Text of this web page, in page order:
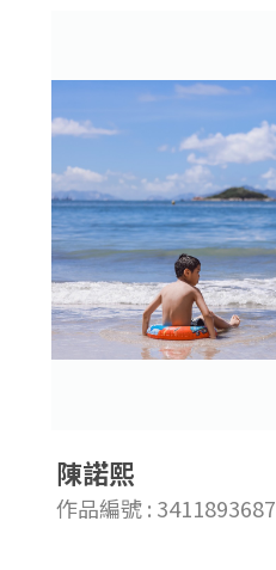
陳諾熙
作品編號 : 3411893687